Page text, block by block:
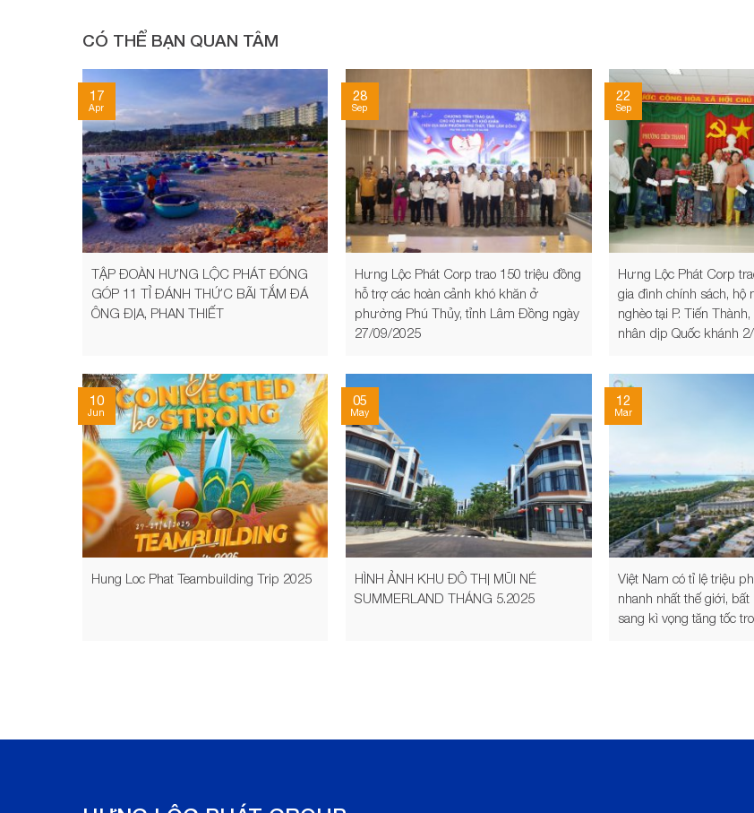
CÓ THỂ BẠN QUAN TÂM
TẬP ĐOÀN HƯNG LỘC PHÁT ĐÓNG
GÓP 11 TỈ ĐÁNH THỨC BÃI TẮM ĐÁ
ÔNG ĐỊA, PHAN THIẾT
17
Apr
Hưng Lộc Phát Corp trao 150 triệu đồng
hỗ trợ các hoàn cảnh khó khăn ở
phường Phú Thủy, tỉnh Lâm Đồng ngày
27/09/2025
28
Sep
Hưng Lộc Phát Corp
gia đình chính sách, hộ
nghèo tại P. Tiến
nhân dịp Quốc khánh
22
Sep
Hung Loc Phat Teambuilding Trip 2025
10
Jun
HÌNH ẢNH KHU ĐÔ THỊ MŨI NÉ
SUMMERLAND THÁNG 5.2025
05
May
Việt Nam có tỉ lệ triệu
nhanh nhất thế giới, bất
sang kì vọng tăng tốc
12
Mar